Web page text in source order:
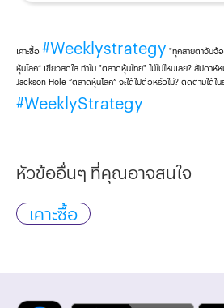
เคาะซื้อ #Weeklystrategy "ทุกสายตาจับจ้
หุ้นโลก” เขียวสดใส ทำไม "ตลาดหุ้นไทย" ไม่ไปไหนเลย? สัปดาห์
Jackson Hole “ตลาดหุ้นโลก” จะได้ไปต่อหรือไม่? ติดตามได้ในร
#WeeklyStrategy
หัวข้ออื่นๆ ที่คุณอาจสนใจ
เคาะซื้อ